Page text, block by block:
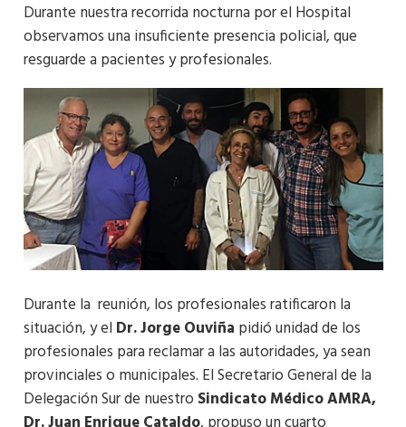
Durante nuestra recorrida nocturna por el Hospital
observamos una insuficiente presencia policial, que
resguarde a pacientes y profesionales.
Durante la reunión, los profesionales ratificaron la
situación, y el Dr. Jorge Ouviña pidió unidad de los
profesionales para reclamar a las autoridades, ya sean
provinciales o municipales. El Secretario General de la
Delegación Sur de nuestro Sindicato Médico AMRA,